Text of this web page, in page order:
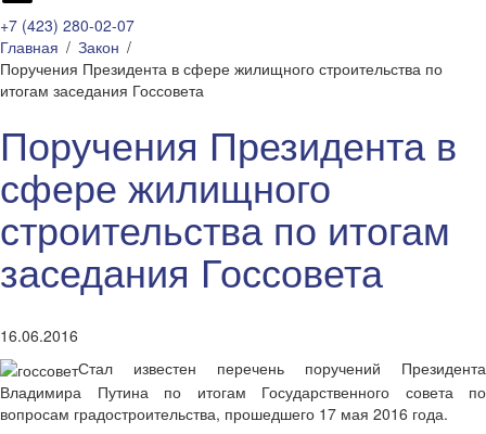
+7 (423) 280-02-07
Главная
Закон
Поручения Президента в сфере жилищного строительства по
итогам заседания Госсовета
Поручения Президента в
сфере жилищного
строительства по итогам
заседания Госсовета
16.06.2016
Стал известен перечень поручений Президента
Владимира Путина по итогам Государственного совета по
вопросам градостроительства, прошедшего 17 мая 2016 года.